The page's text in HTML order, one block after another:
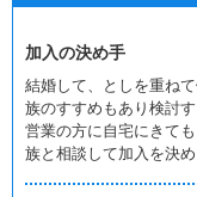
加入の決め手
結婚して、としを重ね
族のすすめもあり検討
営業の方に自宅にきて
族と相談して加入を決め